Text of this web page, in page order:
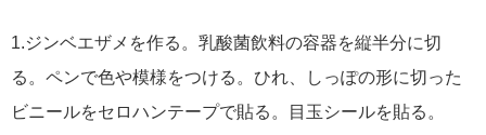
1.ジンベエザメを作る。乳酸菌飲料の容器を縦半分に切
る。ペンで色や模様をつける。ひれ、しっぽの形に切った
ビニールをセロハンテープで貼る。目玉シールを貼る。